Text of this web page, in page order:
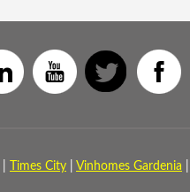
Times City Vinhomes Gardenia